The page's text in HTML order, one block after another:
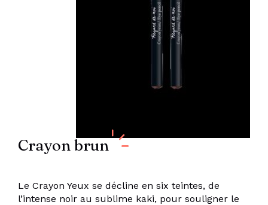
Crayon brun
Le Crayon Yeux se décline en six teintes, de
l’intense noir au sublime kaki, pour souligner le